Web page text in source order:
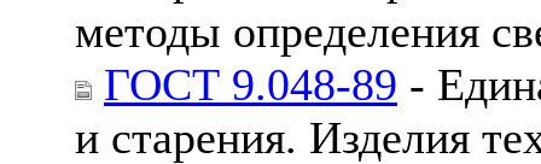
методы определения
ГОСТ 9.048-89 -
и старения. Изделия